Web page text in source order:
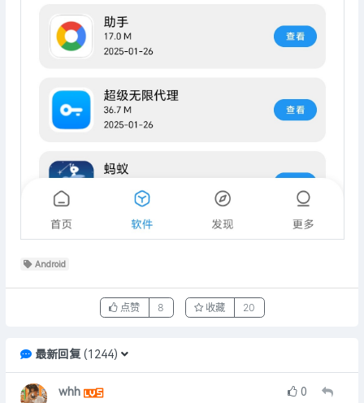
Android
点赞 8 收藏 20
最新回复( 1244)
whh 0